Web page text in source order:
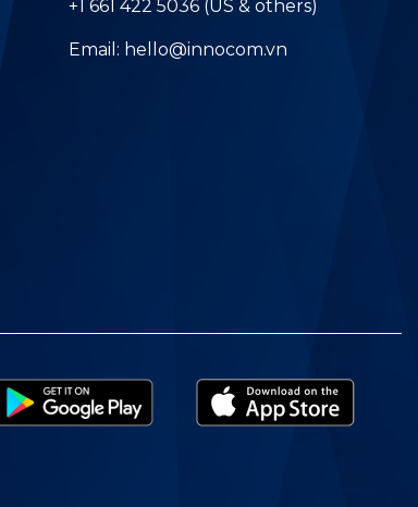
+1 661 422 5036 (US & others)
Email: hello@innocom.vn